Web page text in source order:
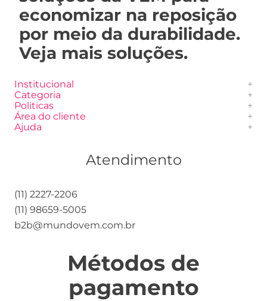
economizar na reposição
por meio da durabilidade.
Veja mais soluções.
Institucional
+
Sobre Nós
Blog Mundo VEM
Adote um Copo
Categoria
+
Bandejas
Copos
Silicone
Politicas
+
Privacidade
Frete e Entrega
Perguntas Frequentes
Área do cliente
+
Minha Conta
Ajuda
+
Frete e EntregaAtendimento
(11) 2227-2206
(11) 98659-5005
b2b@mundovem.com.br
Métodos de
pagamento